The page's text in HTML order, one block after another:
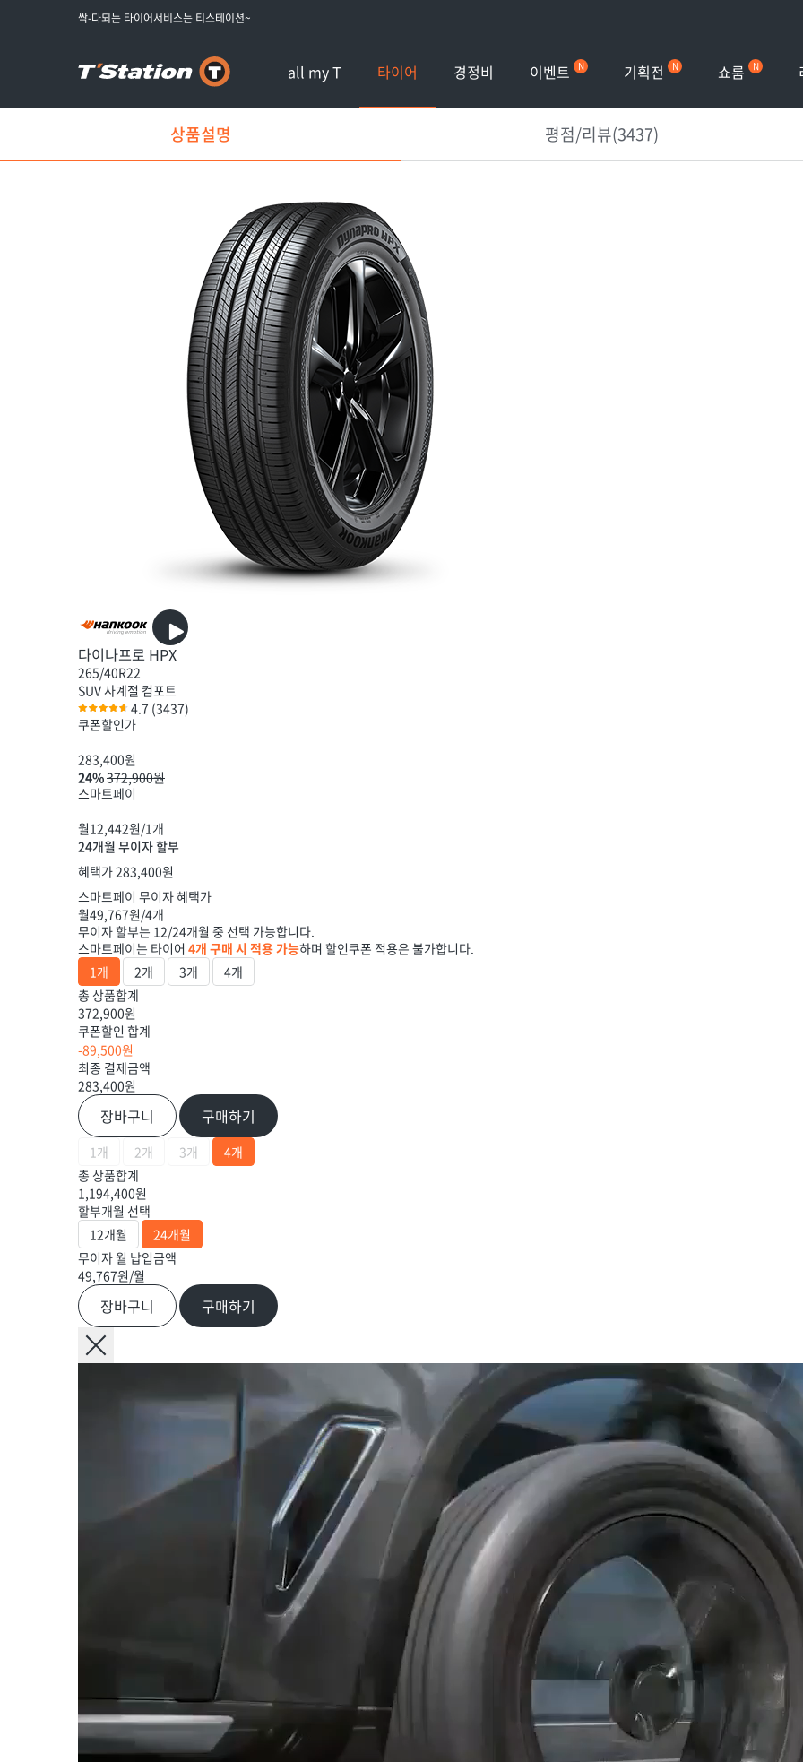
싹-다되는 타이어서비스는 티스테이션~
all my T 타이어 경정비 이벤트 기획전 쇼룸
상품설명 평점/리뷰(3437)
다이나프로 HPX
265/40R22
SUV사계절 컴포트
4.7 (3437)
쿠폰할인가
283,400원
24%372,900원
스마트페이
월12,442원/1개
24개월 무이자 할부
혜택가283,400원
스마트페이 무이자 혜택가
월49,767원/4개
무이자 할부는 12/24개월 중 선택 가능합니다.
스마트페이는 타이어 4개 구매 시 적용 가능하며 할인쿠폰 적용은 불가합니다.
1개
2개 3개
4개
총 상품합계
372,900원
쿠폰할인 합계
-89,500원
최종 결제금액
283,400원
장바구니 구매하기
1개 2개 3개
4개
총 상품합계
1,194,400원
할부개월 선택
12개월
24개월
무이자 월 납입금액
49,767원/월
장바구니 구매하기